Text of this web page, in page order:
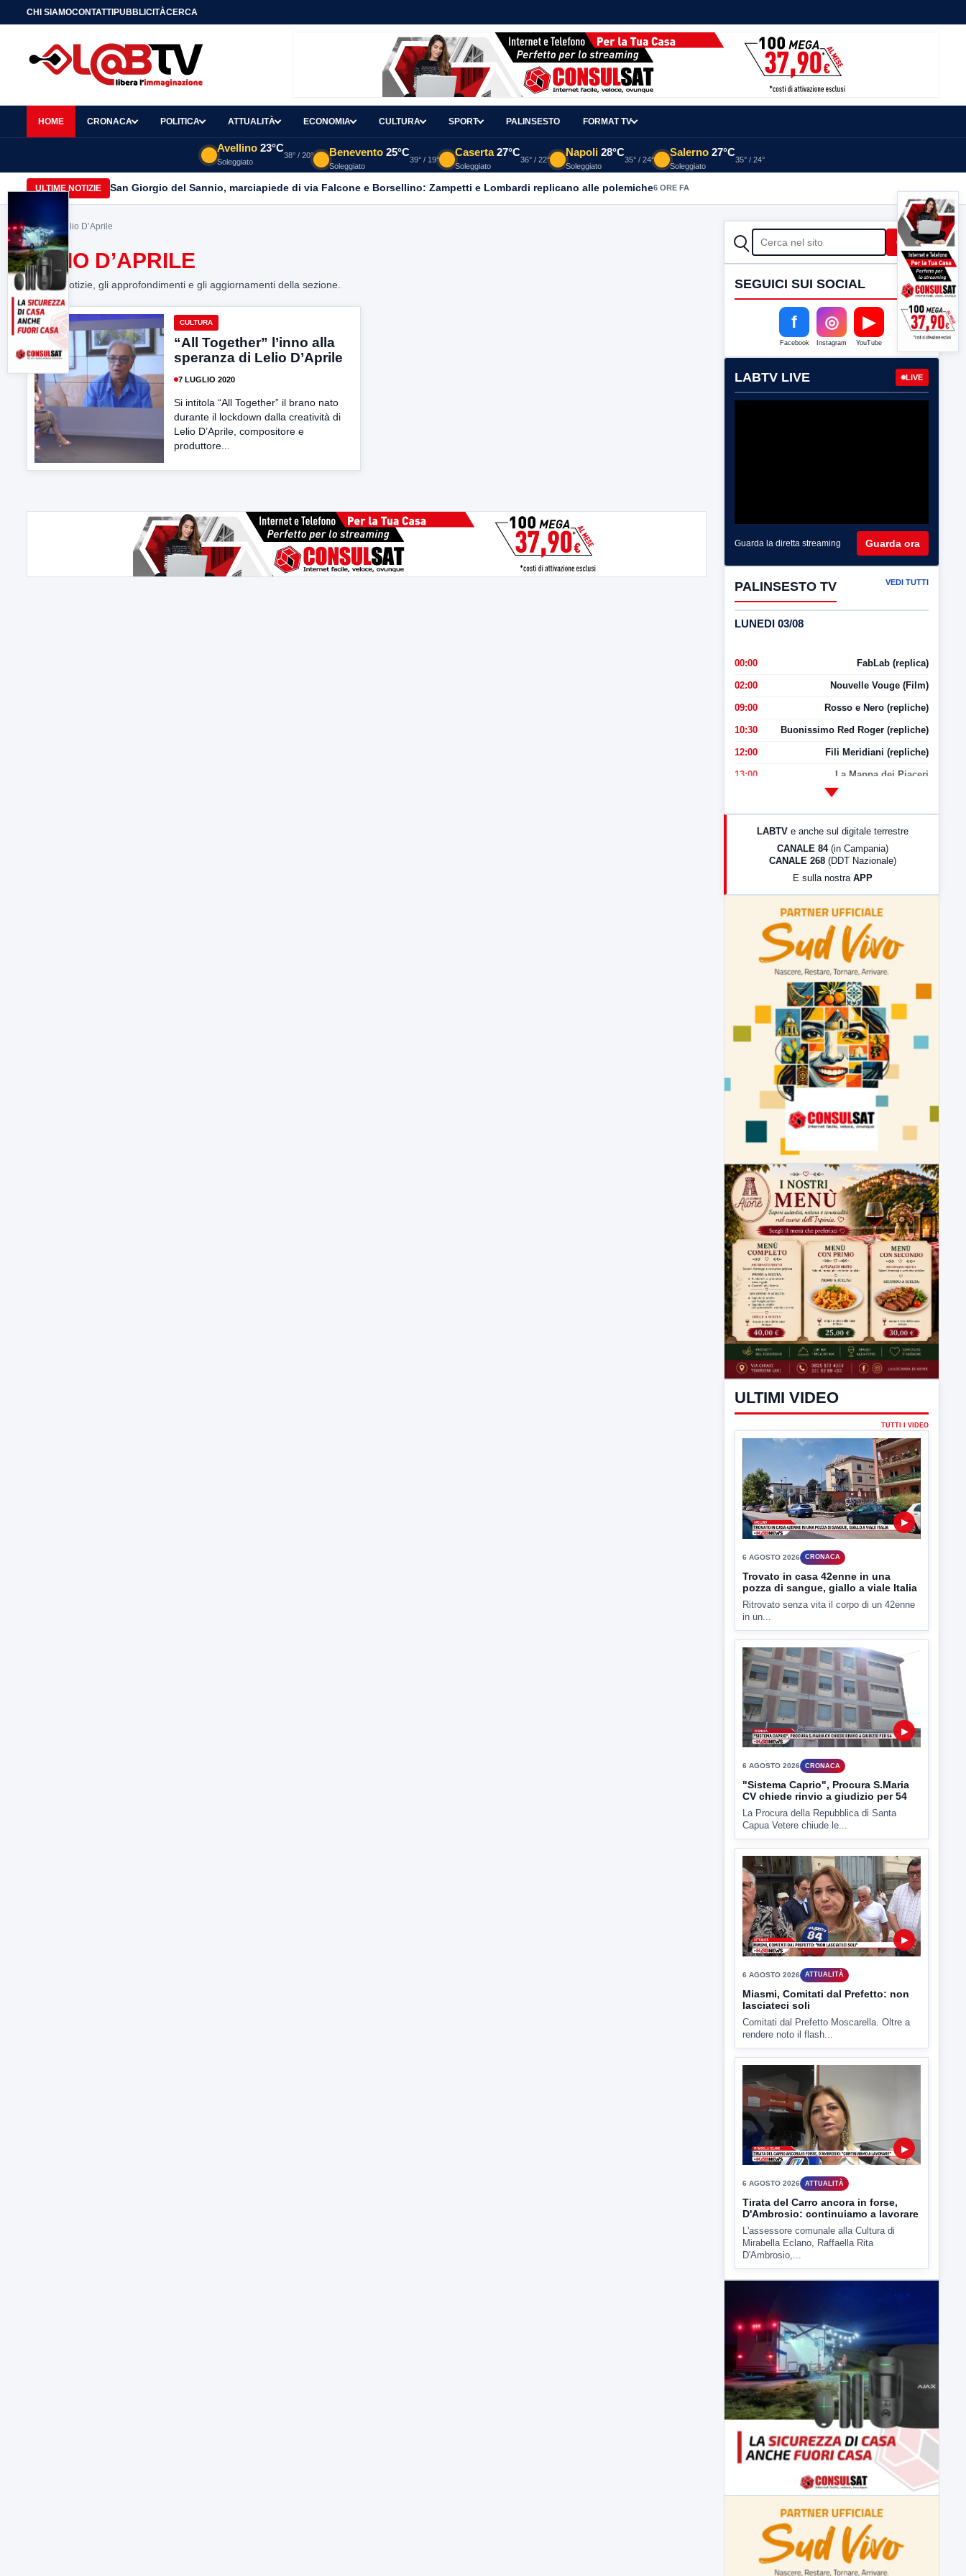
CHI SIAMOCONTATTIPUBBLICITÀCERCA
HOME CRONACA POLITICA ATTUALITÀ ECONOMIA CULTURA SPORT PALINSESTO FORMAT TV
Avellino 23°C
Soleggiato
38° / 20° Benevento 25°C
Soleggiato
39° / 19°
Caserta 27°C
Soleggiato
36° / 22°
Napoli 28°C
Soleggiato
35° / 24°
Salerno 27°C
Soleggiato
35° / 24°
ULTIME NOTIZIE San Giorgio del Sannio, marciapiede di via Falcone e Borsellino: Zampetti e Lombardi replicano alle polemiche6 ORE FA
Home> Lelio D’Aprile
LELIO D’APRILE
Tutte le notizie, gli approfondimenti e gli aggiornamenti della sezione.
CULTURA
“All Together” l’inno alla
speranza di Lelio D’Aprile
7 LUGLIO 2020
Si intitola “All Together” il brano nato
durante il lockdown dalla creatività di
Lelio D’Aprile, compositore e
produttore...
CERCA Cerca
SEGUICI SUI SOCIAL
f
Facebook
◎
Instagram
▶
YouTube
LABTV LIVE LIVE
Guarda la diretta streaming Guarda ora
PALINSESTO TV VEDI TUTTI
LUNEDI 03/08
00:00 FabLab (replica)
02:00 Nouvelle Vouge (Film)
09:00 Rosso e Nero (repliche)
10:30 Buonissimo Red Roger (repliche)
12:00 Fili Meridiani (repliche)
13:00 La Mappa dei Piaceri
LabNews (Diretta)
LabNews (replica)
LABTV e anche sul digitale terrestre
CANALE 84 (in Campania)
CANALE 268 (DDT Nazionale)
E sulla nostra APP
ULTIMI VIDEO
TUTTI I VIDEO
6 AGOSTO 2026 CRONACA
Trovato in casa 42enne in una
pozza di sangue, giallo a viale Italia
Ritrovato senza vita il corpo di un 42enne
in un...
6 AGOSTO 2026 CRONACA
"Sistema Caprio", Procura S.Maria
CV chiede rinvio a giudizio per 54
La Procura della Repubblica di Santa
Capua Vetere chiude le...
6 AGOSTO 2026 ATTUALITÀ
Miasmi, Comitati dal Prefetto: non
lasciateci soli
Comitati dal Prefetto Moscarella. Oltre a
rendere noto il flash...
6 AGOSTO 2026 ATTUALITÀ
Tirata del Carro ancora in forse,
D'Ambrosio: continuiamo a lavorare
L'assessore comunale alla Cultura di
Mirabella Eclano, Raffaella Rita
D'Ambrosio,...